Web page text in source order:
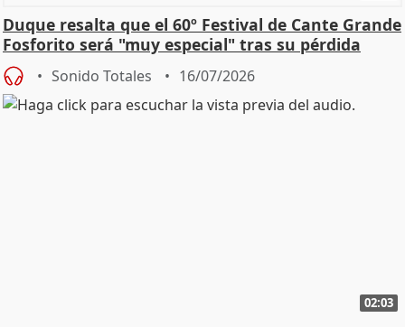
Duque resalta que el 60º Festival de Cante Grande
Fosforito será "muy especial" tras su pérdida
Sonido Totales 16/07/2026
02:03